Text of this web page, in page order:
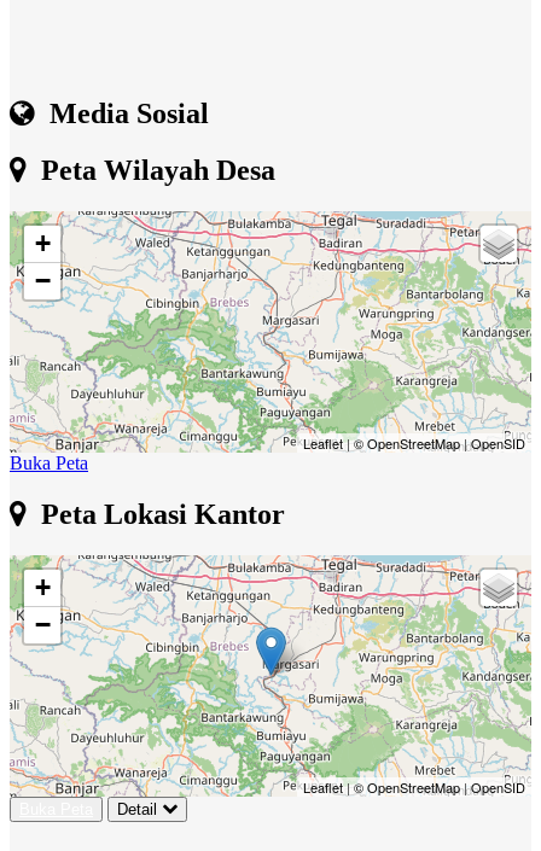
Media Sosial
Peta Wilayah Desa
+
−
Leaflet|© OpenStreetMap|OpenSID
Buka Peta
Peta Lokasi Kantor
+
−
Leaflet|© OpenStreetMap|OpenSID
Detail